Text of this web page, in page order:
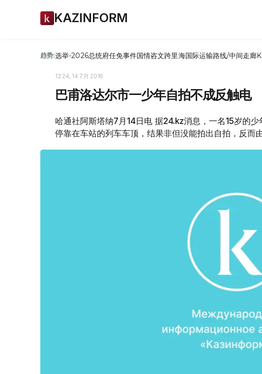
KAZINFORM
趋势:选举-2026总统府任免事件国情咨文跨里海国际运输路线/中间走廊
12:24, 14 7月 2016
巴甫洛达尔市一少年自拍不成反触电
哈通社阿斯塔纳7月14日电 据24.kz消息，一名15岁的
停靠在车站的列车车顶，结果非但没能拍出自拍，反而